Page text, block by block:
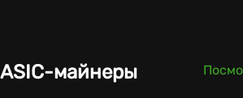
ASIC-майнеры